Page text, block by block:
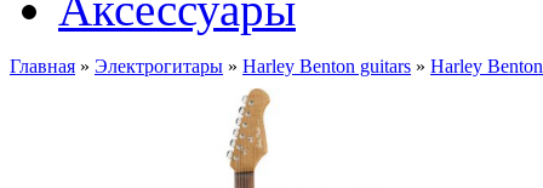
Главная » Электрогитары » Harley Benton guitars » Harley